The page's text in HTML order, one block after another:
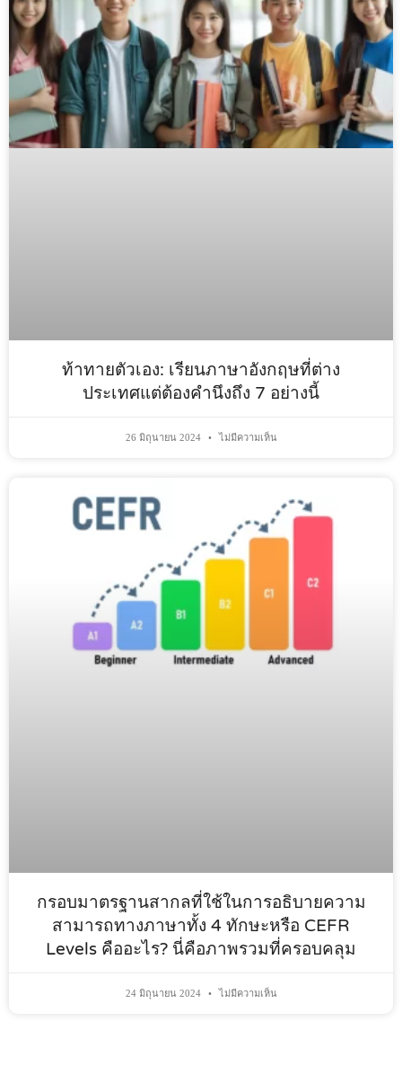
ท้าทายตัวเอง: เรียนภาษาอังกฤษที่ต่าง
ประเทศแต่ต้องคำนึงถึง 7 อย่างนี้
26 มิถุนายน 2024 ไม่มีความเห็น
กรอบมาตรฐานสากลที่ใช้ในการอธิบายความ
สามารถทางภาษาทั้ง 4 ทักษะหรือ CEFR
Levels คืออะไร? นี่คือภาพรวมที่ครอบคลุม
24 มิถุนายน 2024 ไม่มีความเห็น